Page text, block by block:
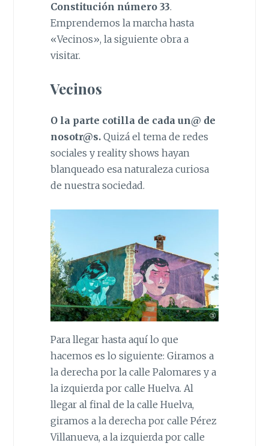
Constitución número 33.
Emprendemos la marcha hasta
«Vecinos», la siguiente obra a
visitar.
Vecinos
O la parte cotilla de cada un@ de
nosotr@s.Quizá el tema de redes
sociales y reality shows hayan
blanqueado esa naturaleza curiosa
de nuestra sociedad.
Para llegar hasta aquí lo que
hacemos es lo siguiente: Giramos a
la derecha por la calle Palomares y a
la izquierda por calle Huelva. Al
llegar al final de la calle Huelva,
giramos a la derecha por calle Pérez
Villanueva, a la izquierda por calle